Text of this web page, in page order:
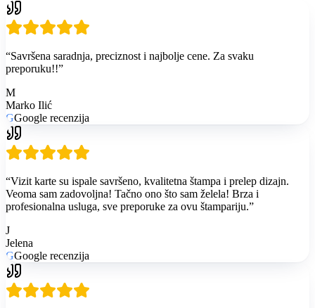
“Savršena saradnja, preciznost i najbolje cene. Za svaku
preporuku!!”
M
Marko Ilić
GGoogle recenzija
“Vizit karte su ispale savršeno, kvalitetna štampa i prelep dizajn.
Veoma sam zadovoljna! Tačno ono što sam želela! Brza i
profesionalna usluga, sve preporuke za ovu štampariju.”
J
Jelena
GGoogle recenzija